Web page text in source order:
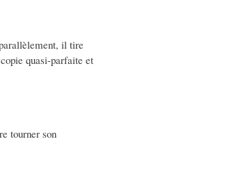
il tire
quasi-parfaite et
tourner son